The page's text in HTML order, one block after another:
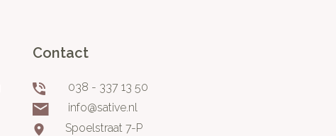
Contact
038 - 337 13 50
info@sative.nl
Spoelstraat 7-P